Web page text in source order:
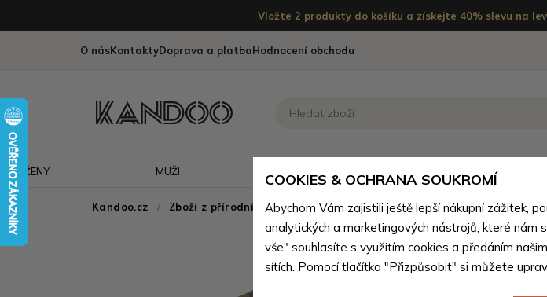
Vložte 2 produkty do košíku a získejte 40% slevu na
O násKontaktyDoprava a platbaHodnocení obchodu
ŽENY MUŽI
Kandoo.cz Zboží z přírodní pravé kůže > Zboží z přírodní pravé kůže pro muže
Výprodej
COOKIES & OCHRANA SOUKROMÍ
Abychom Vám zajistili ještě lepší nákupní zážitek,
analytických a marketingových nástrojů, které nám
vše" souhlasíte s využitím cookies a předáním
sítích. Pomocí tlačítka "Přizpůsobit" si můžete